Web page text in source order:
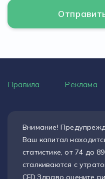
Правила Реклама
Внимание!
Ваш капитал
статистике, от 74 до
сталкиваются с